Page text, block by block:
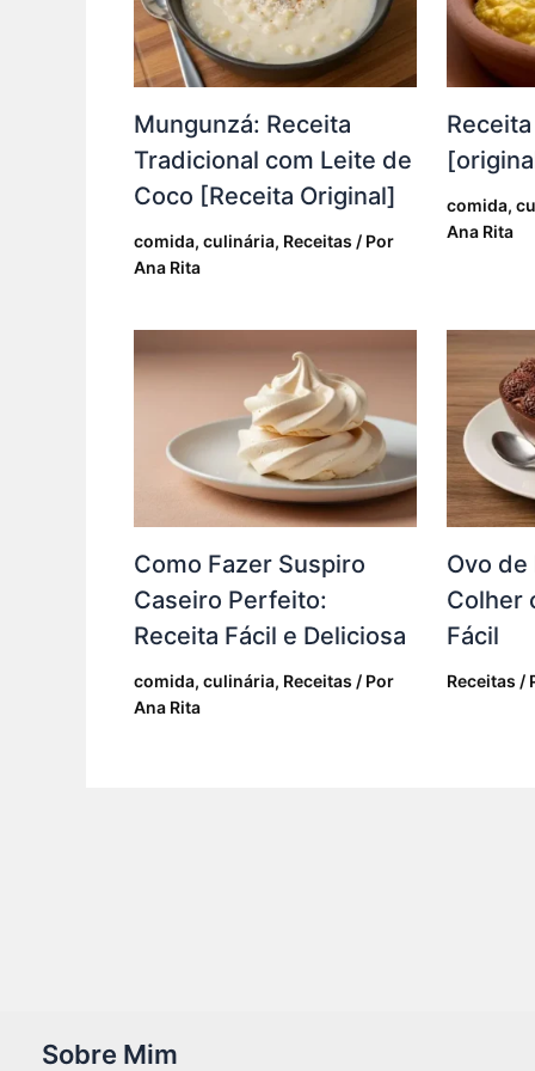
Mungunzá: Receita
Tradicional com Leite de
Coco [Receita Original]
comida, culinária, Receitas / Por
Ana Rita
comida,
Ana Rita
Como Fazer Suspiro
Caseiro Perfeito:
Receita Fácil e Deliciosa
comida, culinária, Receitas / Por
Ana Rita
Ovo de
Colher
Fácil
Receitas /
Sobre Mim